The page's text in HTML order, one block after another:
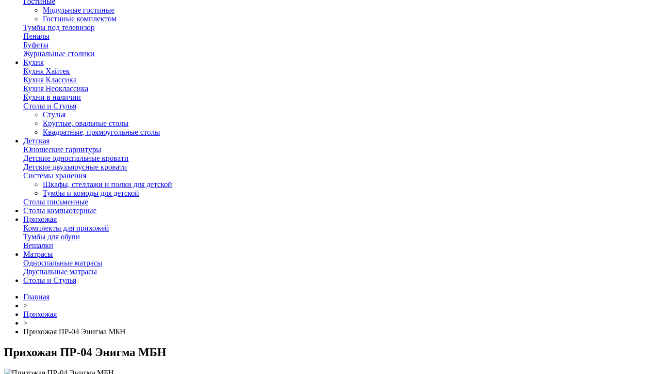
Модульные гостиные
Гостиные комплектом
Тумбы под телевизор
Пеналы
Буфеты
Журнальные столики
Кухня
Кухня Хайтек
Кухня Классика
Кухня Неоклассика
Кухни в наличии
Столы и Стулья
Стулья
Круглые, овальные столы
Квадратные, прямоугольные столы
Детская
Юношеские гарнитуры
Детские односпальные кровати
Детские двухъярусные кровати
Системы хранения
Шкафы, стеллажи и полки для детской
Тумбы и комоды для детской
Столы письменные
Столы компьютерные
Прихожая
Комплекты для прихожей
Тумбы для обуви
Вешалки
Матрасы
Односпальные матрасы
Двуспальные матрасы
Столы и Стулья
Главная
>
Прихожая
>
Прихожая ПР-04 Энигма МБН
Прихожая ПР-04 Энигма МБН